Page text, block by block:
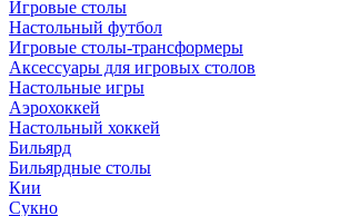
Игровые столы
Настольный футбол
Игровые столы-трансформеры
Аксессуары для игровых столов
Настольные игры
Аэрохоккей
Настольный хоккей
Бильярд
Бильярдные столы
Кии
Сукно